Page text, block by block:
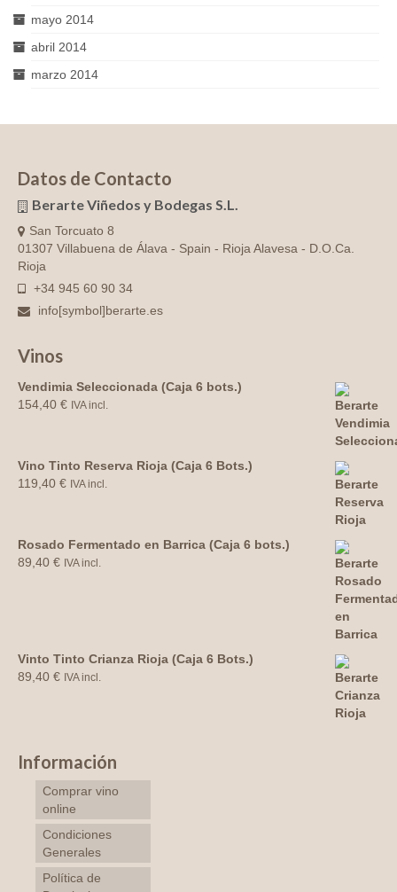
mayo 2014
abril 2014
marzo 2014
Datos de Contacto
Berarte Viñedos y Bodegas S.L.
San Torcuato 8
01307 Villabuena de Álava - Spain - Rioja Alavesa - D.O.Ca.
Rioja
+34 945 60 90 34
info[symbol]berarte.es
Vinos
Vendimia Seleccionada (Caja 6 bots.)
154,40 € IVA incl.
Vino Tinto Reserva Rioja (Caja 6 Bots.)
119,40 € IVA incl.
Rosado Fermentado en Barrica (Caja 6 bots.)
89,40 € IVA incl.
Vinto Tinto Crianza Rioja (Caja 6 Bots.)
89,40 € IVA incl.
Información
Comprar vino
online
Condiciones
Generales
Política de